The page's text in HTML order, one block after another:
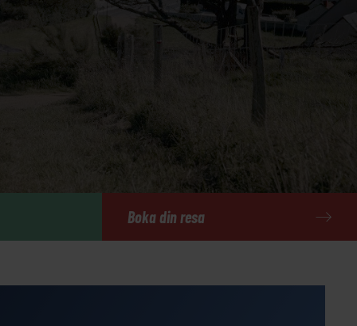
Boka din resa